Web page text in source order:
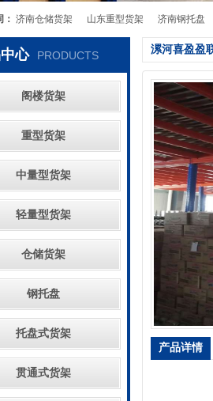
济南仓储货架 山东重型货架 济南钢托盘
心 PRODUCTS
阁楼货架
重型货架
中量型货架
轻量型货架
仓储货架
钢托盘
托盘式货架
贯通式货架
漯河喜盈盈
产品详情